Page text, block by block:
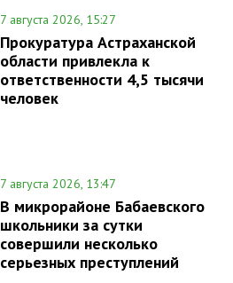
7 августа 2026, 15:27
Прокуратура Астраханской
области привлекла к
ответственности 4,5 тысячи
человек
7 августа 2026, 13:47
В микрорайоне Бабаевского
школьники за сутки
совершили несколько
серьезных преступлений